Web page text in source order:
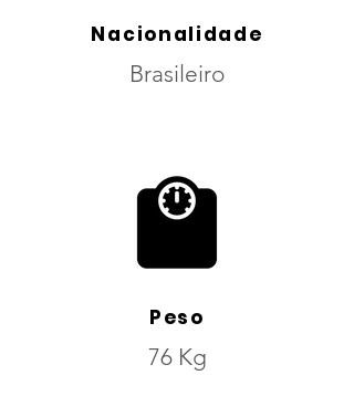
Nacionalidade
Brasileiro
Peso
76 Kg